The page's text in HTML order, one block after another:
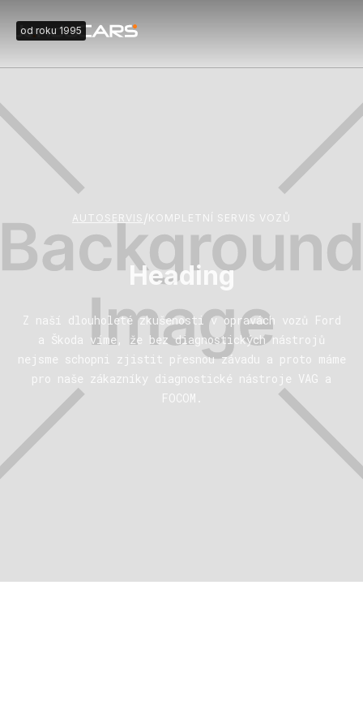
od roku 1995
AUTOSERVIS /KOMPLETNÍ SERVIS VOZŮ
Heading
Z naší dlouholeté zkušenosti v opravách vozů Ford
a Škoda víme, že bez diagnostických nástrojů
nejsme schopni zjistit přesnou závadu a proto máme
pro naše zákazníky diagnostické nástroje VAG a
FOCOM.